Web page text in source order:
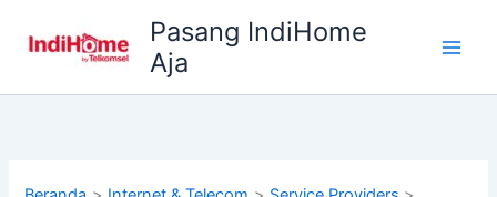
Pasang IndiHome
Aja